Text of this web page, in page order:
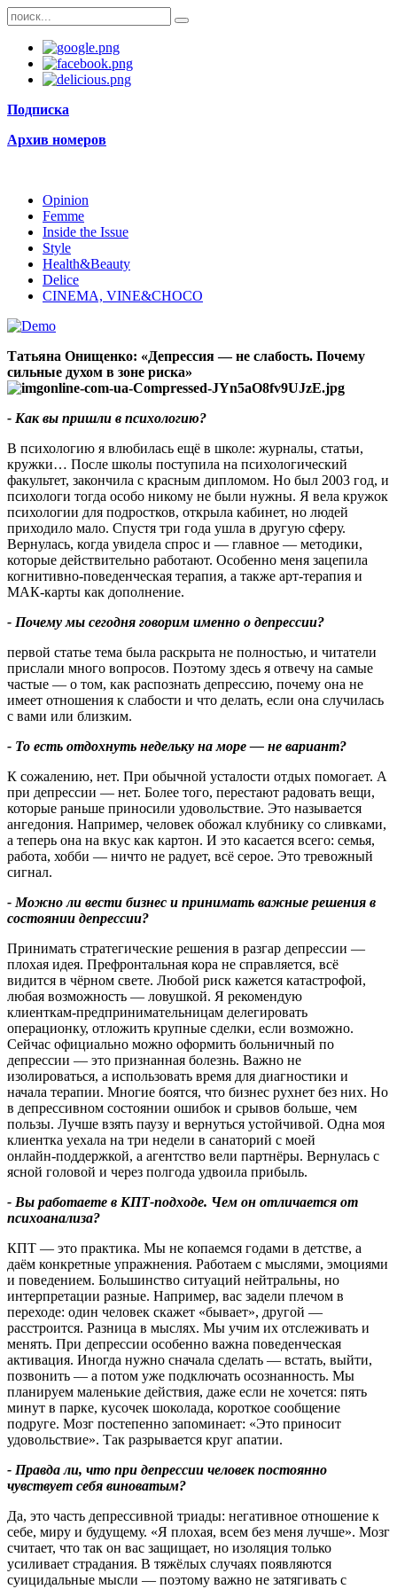
Подписка
Архив номеров
Opinion
Femme
Inside the Issue
Style
Health&Beauty
Delice
CINEMA, VINE&CHOCO
Татьяна Онищенко: «Депрессия — не слабость. Почему
сильные духом в зоне риска»
- Как вы пришли в психологию?
В психологию я влюбилась ещё в школе: журналы, статьи,
кружки… После школы поступила на психологический
факультет, закончила с красным дипломом. Но был 2003 год, и
психологи тогда особо никому не были нужны. Я вела кружок
психологии для подростков, открыла кабинет, но людей
приходило мало. Спустя три года ушла в другую сферу.
Вернулась, когда увидела спрос и — главное — методики,
которые действительно работают. Особенно меня зацепила
когнитивно‑поведенческая терапия, а также арт‑терапия и
МАК‑карты как дополнение.
- Почему мы сегодня говорим именно о депрессии?
первой статье тема была раскрыта не полностью, и читатели
прислали много вопросов. Поэтому здесь я отвечу на самые
частые — о том, как распознать депрессию, почему она не
имеет отношения к слабости и что делать, если она случилась
с вами или близким.
- То есть отдохнуть недельку на море — не вариант?
К сожалению, нет. При обычной усталости отдых помогает. А
при депрессии — нет. Более того, перестают радовать вещи,
которые раньше приносили удовольствие. Это называется
ангедония. Например, человек обожал клубнику со сливками,
а теперь она на вкус как картон. И это касается всего: семья,
работа, хобби — ничто не радует, всё серое. Это тревожный
сигнал.
- Можно ли вести бизнес и принимать важные решения в
состоянии депрессии?
Принимать стратегические решения в разгар депрессии —
плохая идея. Префронтальная кора не справляется, всё
видится в чёрном свете. Любой риск кажется катастрофой,
любая возможность — ловушкой. Я рекомендую
клиенткам‑предпринимательницам делегировать
операционку, отложить крупные сделки, если возможно.
Сейчас официально можно оформить больничный по
депрессии — это признанная болезнь. Важно не
изолироваться, а использовать время для диагностики и
начала терапии. Многие боятся, что бизнес рухнет без них. Но
в депрессивном состоянии ошибок и срывов больше, чем
пользы. Лучше взять паузу и вернуться устойчивой. Одна моя
клиентка уехала на три недели в санаторий с моей
онлайн‑поддержкой, а агентство вели партнёры. Вернулась с
ясной головой и через полгода удвоила прибыль.
- Вы работаете в КПТ‑подходе. Чем он отличается от
психоанализа?
КПТ — это практика. Мы не копаемся годами в детстве, а
даём конкретные упражнения. Работаем с мыслями, эмоциями
и поведением. Большинство ситуаций нейтральны, но
интерпретации разные. Например, вас задели плечом в
переходе: один человек скажет «бывает», другой —
расстроится. Разница в мыслях. Мы учим их отслеживать и
менять. При депрессии особенно важна поведенческая
активация. Иногда нужно сначала сделать — встать, выйти,
позвонить — а потом уже подключать осознанность. Мы
планируем маленькие действия, даже если не хочется: пять
минут в парке, кусочек шоколада, короткое сообщение
подруге. Мозг постепенно запоминает: «Это приносит
удовольствие». Так разрывается круг апатии.
- Правда ли, что при депрессии человек постоянно
чувствует себя виноватым?
Да, это часть депрессивной триады: негативное отношение к
себе, миру и будущему. «Я плохая, всем без меня лучше». Мозг
считает, что так он вас защищает, но изоляция только
усиливает страдания. В тяжёлых случаях появляются
суицидальные мысли — поэтому важно не затягивать с